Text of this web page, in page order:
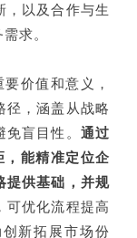
，以及合作与生
求。
价值和意义，
径，涵盖从战略
盲目性。 通过
能精准定位企
提供基础，并规
可优化流程提高
新拓展市场份